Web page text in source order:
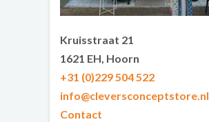
Kruisstraat 21
1621 EH, Hoorn
+31 (0)229 504 522
info@cleversconceptstore.nl
Contact